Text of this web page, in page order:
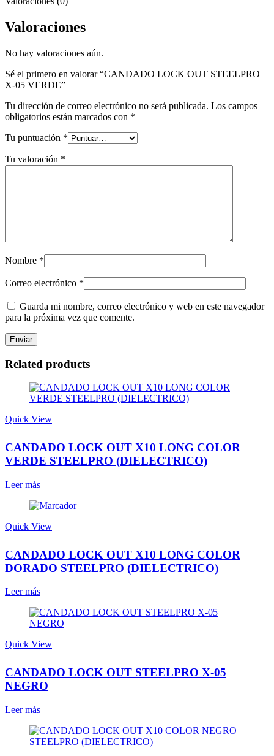
Valoraciones
No hay valoraciones aún.
Sé el primero en valorar “CANDADO LOCK OUT STEELPRO
X-05 VERDE”
Tu dirección de correo electrónico no será publicada. Los campos
obligatorios están marcados con *
Tu puntuación *
Tu valoración *
Nombre *
Correo electrónico *
Guarda mi nombre, correo electrónico y web en este navegador
para la próxima vez que comente.
Related products
Quick View
CANDADO LOCK OUT X10 LONG COLOR
VERDE STEELPRO (DIELECTRICO)
Leer más
Quick View
CANDADO LOCK OUT X10 LONG COLOR
DORADO STEELPRO (DIELECTRICO)
Leer más
Quick View
CANDADO LOCK OUT STEELPRO X-05
NEGRO
Leer más